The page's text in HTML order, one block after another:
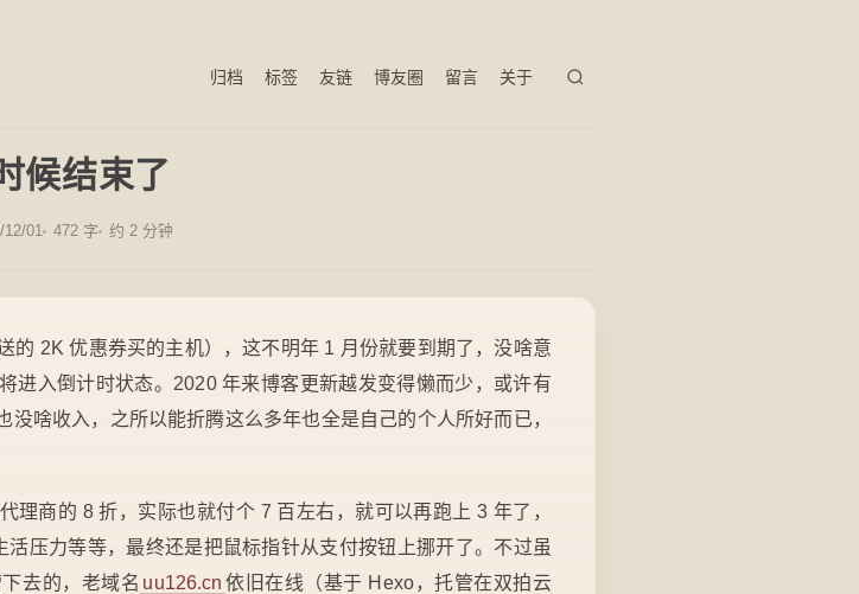
归档 标签 友链 博友圈 留言 关于
候结束了
12/01 472 字 约 2 分钟
的 2K 优惠券买的主机），这不明年 1 月份就要到期了，没啥意
进入倒计时状态。2020 年来博客更新越发变得懒而少，或许有
啥收入，之所以能折腾这么多年也全是自己的个人所好而已，
理商的 8 折，实际也就付个 7 百左右，就可以再跑上 3 年了，
压力等等，最终还是把鼠标指针从支付按钮上挪开了。不过虽
去的，老域名 uu126.cn 依旧在线（基于 Hexo，托管在双拍云